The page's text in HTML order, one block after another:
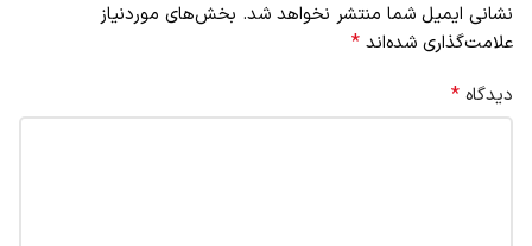
نشانی ایمیل شما منتشر نخواهد شد. بخش‌های موردنیاز
علامت‌گذاری شده‌اند *
دیدگاه *